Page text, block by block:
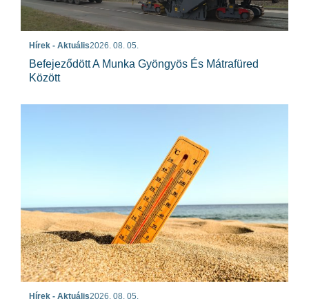
Hírek - Aktuális2026. 08. 05.
Befejeződött A Munka Gyöngyös És Mátrafüred
Között
Hírek - Aktuális2026. 08. 05.